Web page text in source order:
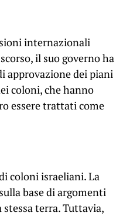
internazionali
il suo governo ha
approvazione dei piani
coloni, che hanno
essere trattati come
coloni israeliani. La
base di argomenti
terra. Tuttavia,